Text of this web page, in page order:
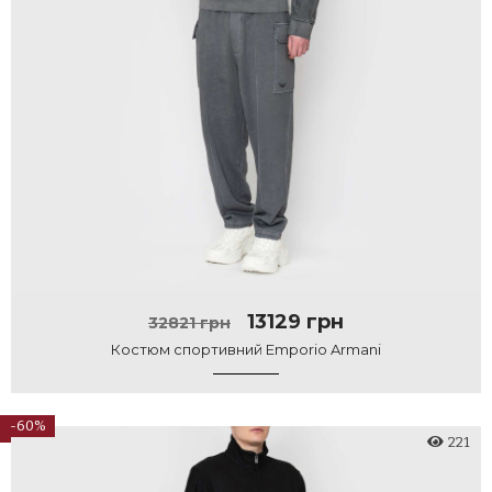
32821 грн 13129 грн
Костюм спортивний Emporio Armani
-60%
221